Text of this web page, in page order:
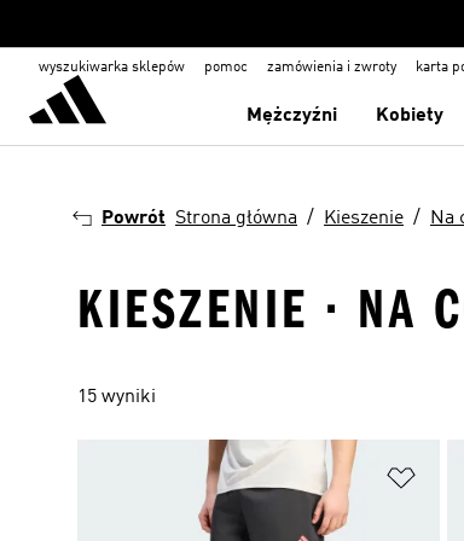
wyszukiwarka sklepów pomoc zamówienia i zwroty karta
Mężczyźni Kobiety
Powrót Strona główna Kieszenie Na
KIESZENIE · NA
15 wyniki